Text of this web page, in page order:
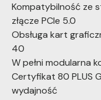
Kompatybilność ze
złącze PCIe 5.0
Obsługa kart
40
W pełni modularna
Certyfikat 80 PLUS
wydajność